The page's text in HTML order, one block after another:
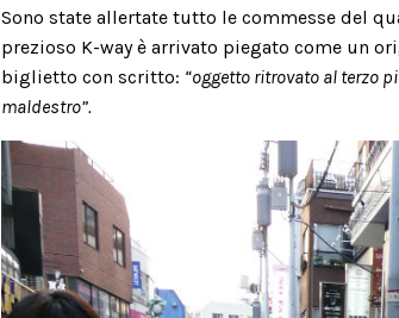
Sono state allertate tutto le commesse del
prezioso K-way è arrivato piegato come un
biglietto con scritto: “oggetto ritrovato al terzo
maldestro”.